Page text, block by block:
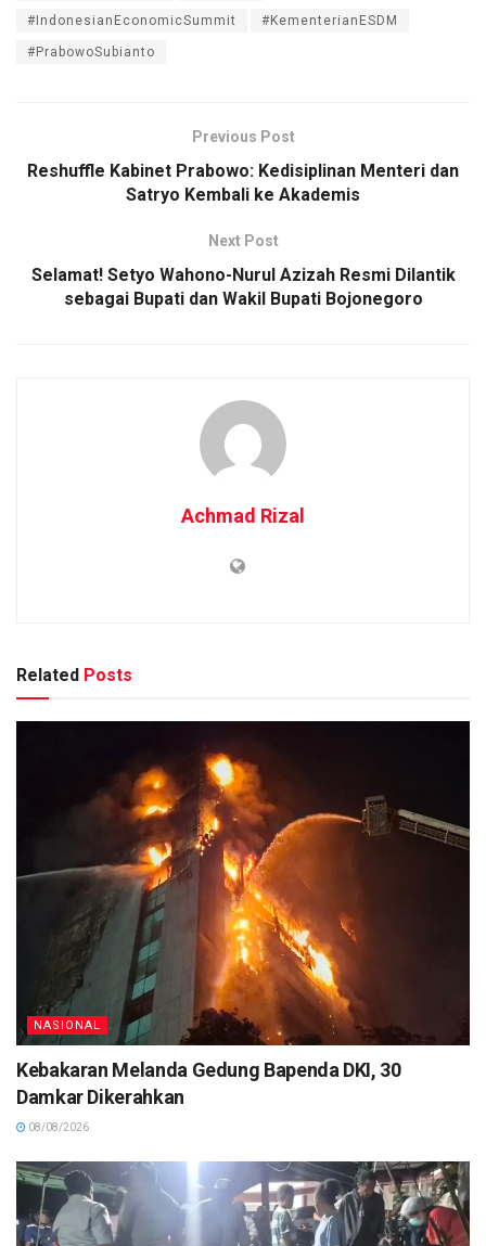
#IndonesianEconomicSummit #KementerianESDM
#PrabowoSubianto
Previous Post
Reshuffle Kabinet Prabowo: Kedisiplinan Menteri dan
Satryo Kembali ke Akademis
Next Post
Selamat! Setyo Wahono-Nurul Azizah Resmi Dilantik
sebagai Bupati dan Wakil Bupati Bojonegoro
Achmad Rizal
Related Posts
NASIONAL
Kebakaran Melanda Gedung Bapenda DKI, 30
Damkar Dikerahkan
08/08/2026